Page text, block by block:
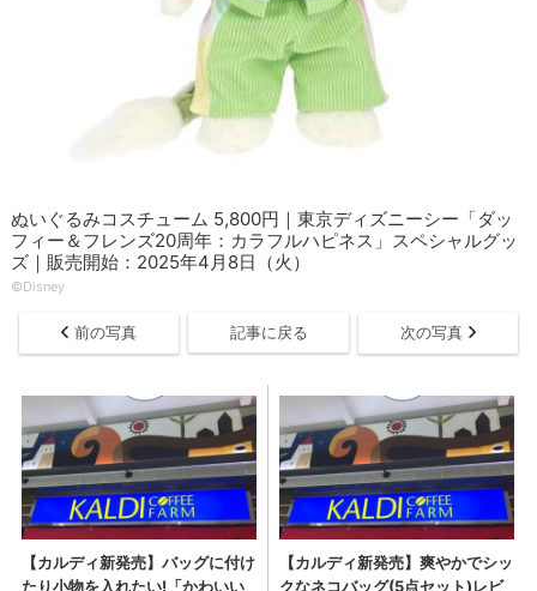
ぬいぐるみコスチューム 5,800円｜東京ディズニーシー「ダッ
フィー＆フレンズ20周年：カラフルハピネス」スペシャルグッ
ズ｜販売開始：2025年4月8日（火）
©Disney
前の写真 記事に戻る 次の写真